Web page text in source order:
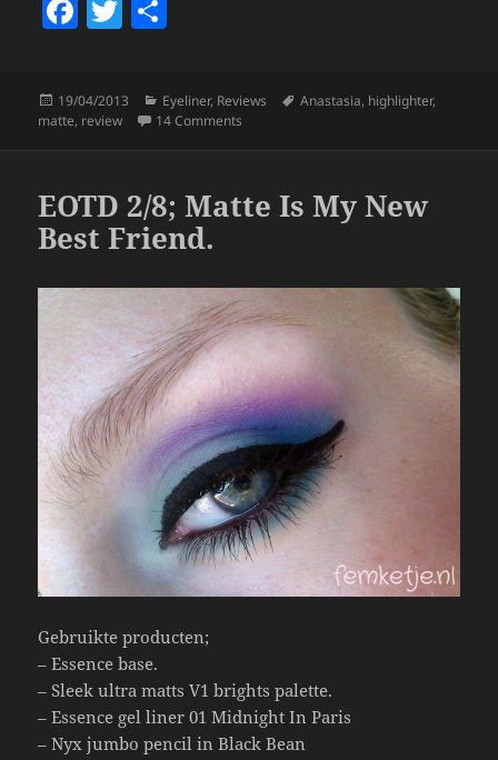
F
e
o
o
k
T
erre
Posted
on
19/04/2013 Categories
Eyeliner, Reviews Tags
Anastasia, highlighter,
matte, review 14 Comments
EOTD 2/8; Matte Is My New
Best Friend.
Gebruikte producten;
– Essence base.
– Sleek ultra matts V1 brights palette.
– Essence gel liner 01 Midnight In Paris
– Nyx jumbo pencil in Black Bean